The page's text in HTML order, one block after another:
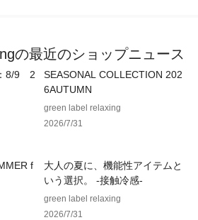
ューズ本体のみ両足の重量となりま
含まれません。
包装紙および箱の破損がございまし
かじめご了承ください。
お申し付けください。
品番：36314000158
の最近のショップニュース
8/9 2
SEASONAL COLLECTION 202
6AUTUMN
green label relaxing
2026/7/31
f
大人の夏に、機能性アイテムと
いう選択。 -接触冷感-
green label relaxing
2026/7/31